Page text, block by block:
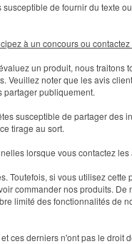
« Portrait »
de fournir du texte
à un concours ou
un produit, nous traitons
noter que les avis
partager publiquement.
susceptible de partager des
tirage au sort.
lorsque vous contactez
Toutefois, si vous utilisez
commander nos produits.
limité des fonctionnalités de
ces derniers n'ont pas le droit